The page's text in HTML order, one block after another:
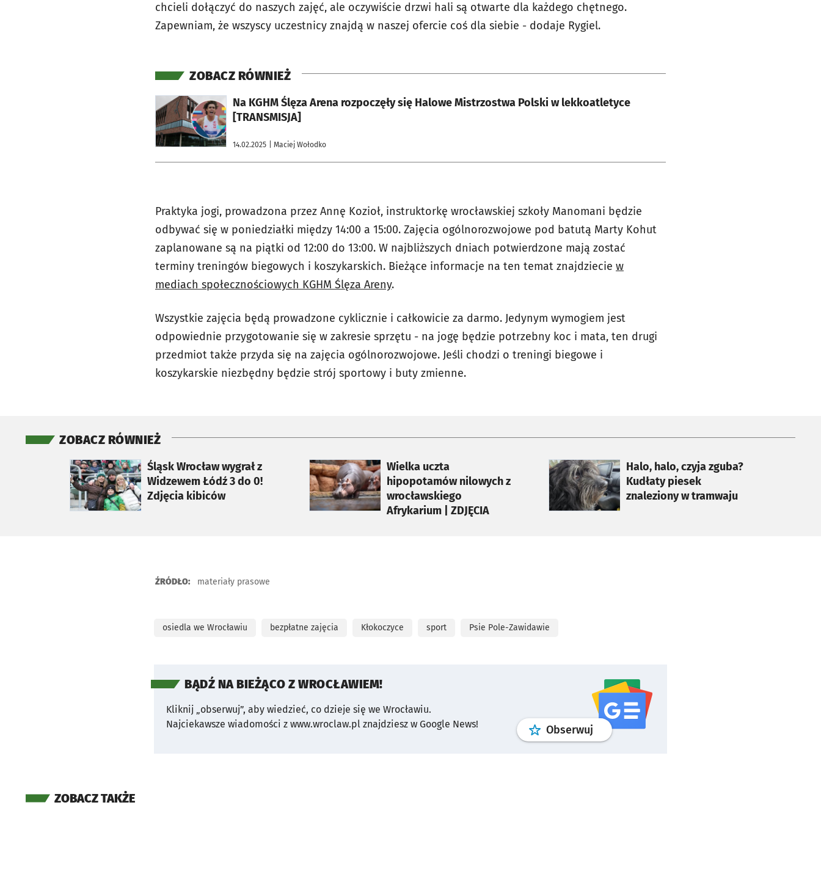
chcieli dołączyć do naszych zajęć, ale oczywiście drzwi hali są otwarte dla każdego chętnego.
Zapewniam, że wszyscy uczestnicy znajdą w naszej ofercie coś dla siebie - dodaje Rygiel.
ZOBACZ RÓWNIEŻ
Na KGHM Ślęza Arena rozpoczęły się Halowe Mistrzostwa Polski w lekkoatletyce
[TRANSMISJA]
14.02.2025 | Maciej Wołodko
otworzy się w nowej karcie
Praktyka jogi, prowadzona przez Annę Kozioł, instruktorkę wrocławskiej szkoły Manomani będzie
odbywać się w poniedziałki między 14:00 a 15:00. Zajęcia ogólnorozwojowe pod batutą Marty Kohut
zaplanowane są na piątki od 12:00 do 13:00. W najbliższych dniach potwierdzone mają zostać
terminy treningów biegowych i koszykarskich. Bieżące informacje na ten temat znajdziecie w
mediach społecznościowych KGHM Ślęza Areny.
Wszystkie zajęcia będą prowadzone cyklicznie i całkowicie za darmo. Jedynym wymogiem jest
odpowiednie przygotowanie się w zakresie sprzętu - na jogę będzie potrzebny koc i mata, ten drugi
przedmiot także przyda się na zajęcia ogólnorozwojowe. Jeśli chodzi o treningi biegowe i
koszykarskie niezbędny będzie strój sportowy i buty zmienne.
ZOBACZ RÓWNIEŻ
Śląsk Wrocław wygrał z
Widzewem Łódź 3 do 0!
Zdjęcia kibiców
otworzy się w nowej karcie
Wielka uczta
hipopotamów nilowych z
wrocławskiego
Afrykarium | ZDJĘCIA
otworzy się w nowej karcie
Halo, halo, czyja zguba?
Kudłaty piesek
znaleziony w tramwaju
otworzy się w nowej karcie
ŹRÓDŁO: materiały prasowe
osiedla we Wrocławiu bezpłatne zajęcia Kłokoczyce sport Psie Pole-Zawidawie
BĄDŹ NA BIEŻĄCO Z WROCŁAWIEM!
Kliknij „obserwuj”, aby wiedzieć, co dzieje się we Wrocławiu.
Najciekawsze wiadomości z www.wroclaw.pl znajdziesz w Google News!
Obserwuj profilgoogle news
ZOBACZ TAKŻE